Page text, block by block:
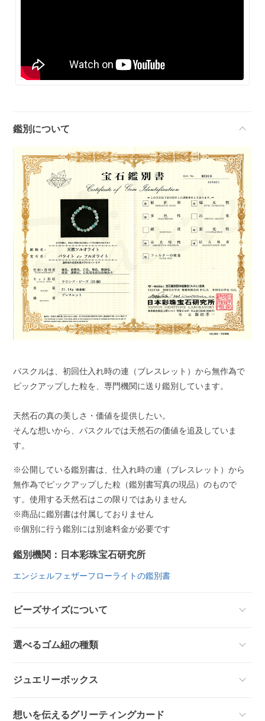
鑑別について
パスクルは、初回仕入れ時の連（ブレスレット）から無作為で
ピックアップした粒を、専門機関に送り鑑別しています。
天然石の真の美しさ・価値を提供したい。
そんな想いから、パスクルでは天然石の価値を追及していま
す。
※公開している鑑別書は、仕入れ時の連（ブレスレット）から
無作為でピックアップした粒（鑑別書写真の現品）のもので
す。使用する天然石はこの限りではありません
※商品に鑑別書は付属しておりません
※個別に行う鑑別には別途料金が必要です
鑑別機関：日本彩珠宝石研究所
エンジェルフェザーフローライトの鑑別書
ビーズサイズについて
選べるゴム紐の種類
ジュエリーボックス
想いを伝えるグリーティングカード